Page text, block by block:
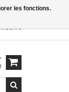
les fonctions.